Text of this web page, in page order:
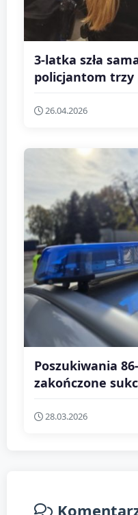
3-latka szła
policjantom trzy
26.04.2026
Poszukiwania
zakończone
28.03.2026